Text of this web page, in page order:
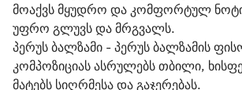
მოაქვს მყუდრო და კომფორტულ
უფრო გლუვს და მრგვალს.
პერუს ბალზამი - პერუს ბალზამის
კომპოზიციას ასრულებს თბილი,
მატებს სიღრმესა და გაჯერებას.